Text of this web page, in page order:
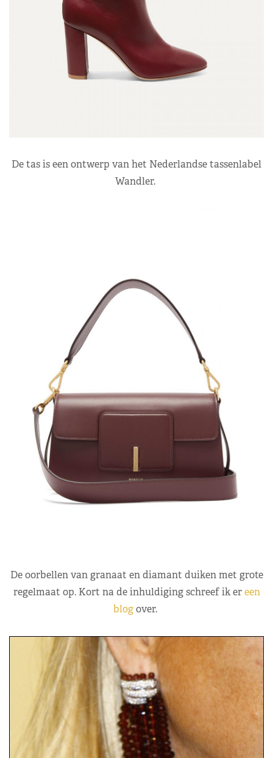
De tas is een ontwerp van het Nederlandse tassenlabel
Wandler.
De oorbellen van granaat en diamant duiken met grote
regelmaat op. Kort na de inhuldiging schreef ik ereen
blogover.